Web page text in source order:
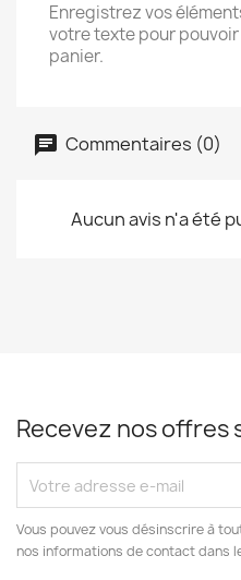
Enregistrez vos
votre texte pour
panier.
Commentaires (0)
Aucun avis n'a été
Recevez nos offres
Vous pouvez vous désinscrire à
nos informations de contact dans